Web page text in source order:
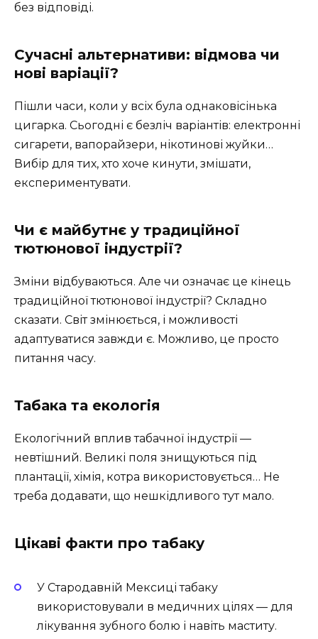
без відповіді.
Сучасні альтернативи: відмова чи
нові варіації?
Пішли часи, коли у всіх була однаковісінька
цигарка. Сьогодні є безліч варіантів: електронні
сигарети, вапорайзери, нікотинові жуйки…
Вибір для тих, хто хоче кинути, змішати,
експериментувати.
Чи є майбутнє у традиційної
тютюнової індустрії?
Зміни відбуваються. Але чи означає це кінець
традиційної тютюнової індустрії? Складно
сказати. Світ змінюється, і можливості
адаптуватися завжди є. Можливо, це просто
питання часу.
Табака та екологія
Екологічний вплив табачної індустрії —
невтішний. Великі поля знищуються під
плантації, хімія, котра використовується… Не
треба додавати, що нешкідливого тут мало.
Цікаві факти про табаку
У Стародавній Мексиці табаку
використовували в медичних цілях — для
лікування зубного болю і навіть маститу.